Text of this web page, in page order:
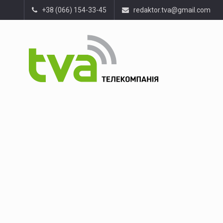
+38 (066) 154-33-45 redaktor.tva@gmail.com